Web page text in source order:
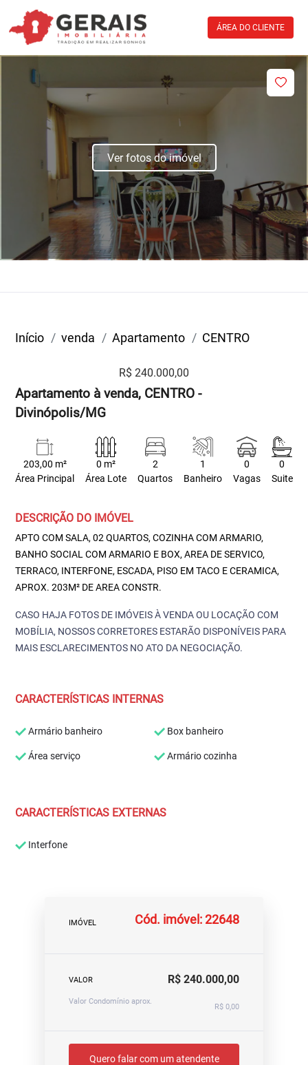
ÁREA DO CLIENTE
Ver fotos do imóvel
Início venda Apartamento CENTRO
R$ 240.000,00
Apartamento à venda, CENTRO -
Divinópolis/MG
203,00 m²
Área Principal
0 m²
Área Lote
2
Quartos
1
Banheiro
0
Vagas
0
Suite
DESCRIÇÃO DO IMÓVEL
APTO COM SALA, 02 QUARTOS, COZINHA COM ARMARIO,
BANHO SOCIAL COM ARMARIO E BOX, AREA DE SERVICO,
TERRACO, INTERFONE, ESCADA, PISO EM TACO E CERAMICA,
APROX. 203M² DE AREA CONSTR.
CASO HAJA FOTOS DE IMÓVEIS À VENDA OU LOCAÇÃO COM
MOBÍLIA, NOSSOS CORRETORES ESTARÃO DISPONÍVEIS PARA
MAIS ESCLARECIMENTOS NO ATO DA NEGOCIAÇÃO.
CARACTERÍSTICAS INTERNAS
Armário banheiro Box banheiro
Área serviço Armário cozinha
CARACTERÍSTICAS EXTERNAS
Interfone
IMÓVEL Cód. imóvel: 22648
VALOR R$ 240.000,00
Valor Condomínio aprox.
R$ 0,00
Quero falar com um atendente